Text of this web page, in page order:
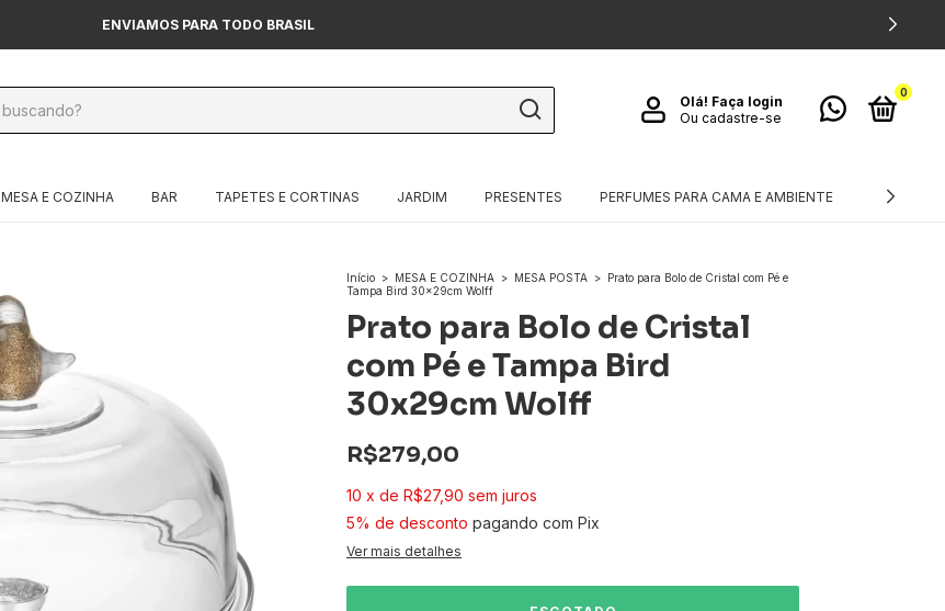
ENVIAMOS PARA TODO BRASIL
Olá! Faça login
Ou cadastre-se
0
MESA E COZINHA BAR TAPETES E CORTINAS JARDIM PRESENTES PERFUMES PARA CAMA E AMBIENTE TÊXTEIS
Início > MESA E COZINHA > MESA POSTA > Prato para Bolo de Cristal com Pé e
Tampa Bird 30x29cm Wolff
Prato para Bolo de Cristal
com Pé e Tampa Bird
30x29cm Wolff
R$279,00
10 x de R$27,90 sem juros
5% de desconto pagando com Pix
Ver mais detalhes